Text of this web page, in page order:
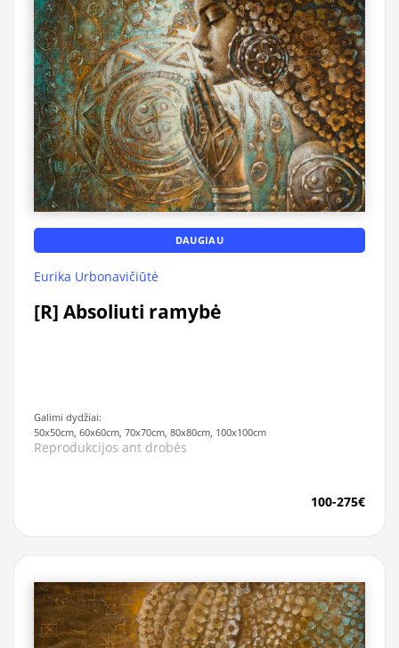
DAUGIAU
Eurika Urbonavičiūtė
[R] Absoliuti ramybė
Galimi dydžiai:
50x50cm, 60x60cm, 70x70cm, 80x80cm, 100x100cm
Reprodukcijos ant drobės
100-275€